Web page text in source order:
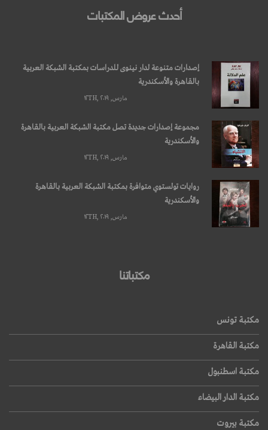
أحدث عروض المكتبات
إصدارات متنوعة لدار نينوى للدراسات بمكتبة الشبكة العربية
بالقاهرة والأسكندرية
مارس, ۱۲TH, ۲۰۱۹
مجموعة إصدارات جديدة تصل مكتبة الشبكة العربية بالقاهرة
والأسكندرية
مارس, ۱۲TH, ۲۰۱۹
روايات تولستوي متوافرة بمكتبة الشبكة العربية بالقاهرة
والأسكندرية
مارس, ۱۲TH, ۲۰۱۹
مكتباتنا
مكتبة تونس
مكتبة القاهرة
مكتبة اسطنبول
مكتبة الدار البيضاء
مكتبة بيروت